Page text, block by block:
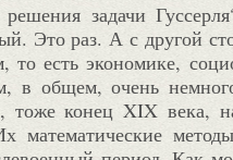
задачи
Это раз. А с другой
то есть экономике,
в общем, очень
тоже конецXIX века,
математические